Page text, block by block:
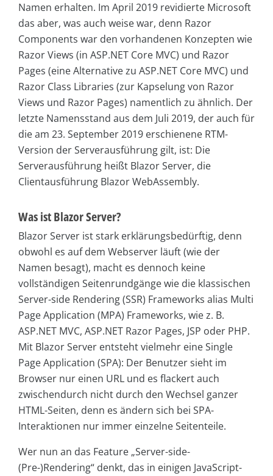
Namen erhalten. Im April 2019 revidierte Microsoft
das aber, was auch weise war, denn Razor
Components war den vorhandenen Konzepten wie
Razor Views (in ASP.NET Core MVC) und Razor
Pages (eine Alternative zu ASP.NET Core MVC) und
Razor Class Libraries (zur Kapselung von Razor
Views und Razor Pages) namentlich zu ähnlich. Der
letzte Namensstand aus dem Juli 2019, der auch für
die am 23. September 2019 erschienene RTM-
Version der Serverausführung gilt, ist: Die
Serverausführung heißt Blazor Server, die
Clientausführung Blazor WebAssembly.
Was ist Blazor Server?
Blazor Server ist stark erklärungsbedürftig, denn
obwohl es auf dem Webserver läuft (wie der
Namen besagt), macht es dennoch keine
vollständigen Seitenrundgänge wie die klassischen
Server-side Rendering (SSR) Frameworks alias Multi
Page Application (MPA) Frameworks, wie z. B.
ASP.NET MVC, ASP.NET Razor Pages, JSP oder PHP.
Mit Blazor Server entsteht vielmehr eine Single
Page Application (SPA): Der Benutzer sieht im
Browser nur einen URL und es flackert auch
zwischendurch nicht durch den Wechsel ganzer
HTML-Seiten, denn es ändern sich bei SPA-
Interaktionen nur immer einzelne Seitenteile.
Wer nun an das Feature „Server-side-
(Pre-)Rendering“ denkt, das in einigen JavaScript-